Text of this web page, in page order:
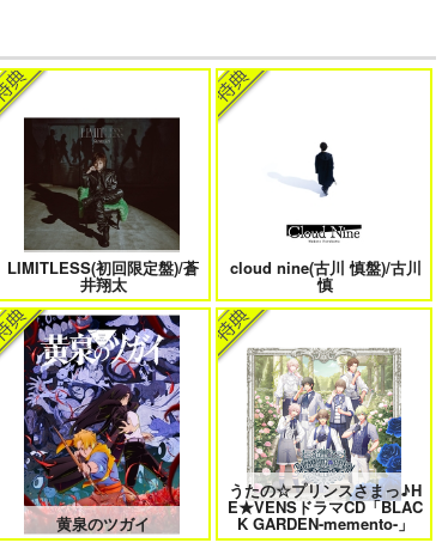
やらしく躾けて愛してあげる－
Dom／Subユニバース－２
最狂ヤンキーが僕だけに夢中な
好きとおかえり 25時、赤坂で 6
平野と鍵浦 7 せんせいの金曜日
夫を味方にする方法 5 甘くて熱くて息もできない 4
LIMITLESS(初回限定盤)/蒼
井翔太
cloud nine(古川 慎盤)/古川
慎
黄泉のツガイ
うたの☆プリンスさまっ♪H
E★VENSドラマCD「BLAC
K GARDEN-memento-」